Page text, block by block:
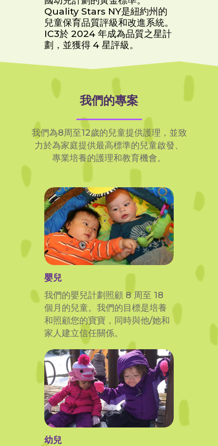
Quality Stars NY是紐約州的
兒童保育品質評級和改進系統。
IC3於 2024 年成為品質之星計
劃，並獲得 4 星評級。
我們的專案
我們為8周至12歲的兒童提供護理，並致
力於為家庭提供最高標準的兒童啟發、
專業培養的護理和教育機會。
嬰兒
我們的嬰兒計劃照顧 8 周至 18
個月的兒童。我們的目標是培養
和照顧您的寶寶，同時與他/她和
家人建立信任關係。
幼兒